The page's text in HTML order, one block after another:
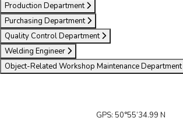
Production Department
Purchasing Department
Quality Control Department
Welding Engineer
Object-Related Workshop Maintenance Department
GPS: 50°55‘34.99 N